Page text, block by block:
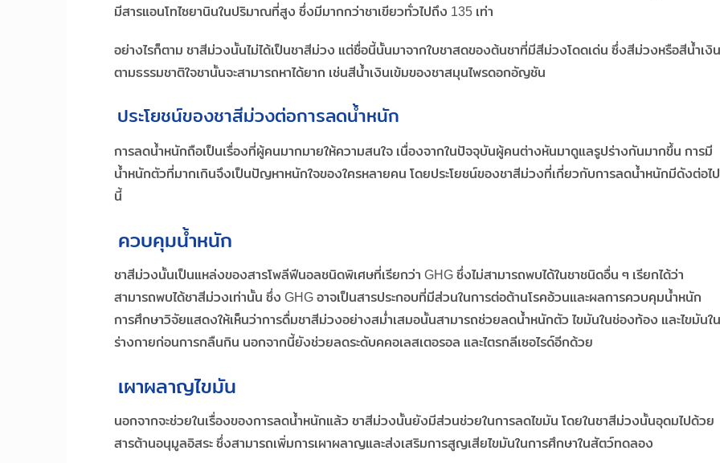
มีสารแอนโทไซยานินในปริมาณที่สูง ซึ่งมีมากกว่าชาเขียวทั่วไปถึง 135 เท่า
อย่างไรก็ตาม ชาสีม่วงนั้นไม่ได้เป็นชาสีม่วง แต่ชื่อนี้นั้นมาจากใบชาสดของต้นชาที่มีสีม่วงโดดเด่น ซึ่งสีม่วงหรือสีน้ำเงิน
ตามธรรมชาติใจชานั้นจะสามารถหาได้ยาก เช่นสีน้ำเงินเข้มของชาสมุนไพรดอกอัญชัน
ประโยชน์ของชาสีม่วงต่อการลดน้ำหนัก
การลดน้ำหนักถือเป็นเรื่องที่ผู้คนมากมายให้ความสนใจ เนื่องจากในปัจจุบันผู้คนต่างหันมาดูแลรูปร่างกันมากขึ้น การมี
น้ำหนักตัวที่มากเกินจึงเป็นปัญหาหนักใจของใครหลายคน โดยประโยชน์ของชาสีม่วงที่เกี่ยวกับการลดน้ำหนักมีดังต่อไป
นี้
ควบคุมน้ำหนัก
ชาสีม่วงนั้นเป็นแหล่งของสารโพลีฟีนอลชนิดพิเศษที่เรียกว่า GHG ซึ่งไม่สามารถพบได้ในชาชนิดอื่น ๆ เรียกได้ว่า
สามารถพบได้ชาสีม่วงเท่านั้น ซึ่ง GHG อาจเป็นสารประกอบที่มีส่วนในการต่อต้านโรคอ้วนและผลการควบคุมน้ำหนัก
การศึกษาวิจัยแสดงให้เห็นว่าการดื่มชาสีม่วงอย่างสม่ำเสมอนั้นสามารถช่วยลดน้ำหนักตัว ไขมันในช่องท้อง และไขมันใน
ร่างกายก่อนการกลืนกิน นอกจากนี้ยังช่วยลดระดับคคอเลสเตอรอล และไตรกลีเซอไรด์อีกด้วย
เผาผลาญไขมัน
นอกจากจะช่วยในเรื่องของการลดน้ำหนักแล้ว ชาสีม่วงนั้นยังมีส่วนช่วยในการลดไขมัน โดยในชาสีม่วงนั้นอุดมไปด้วย
สารต้านอนุมูลอิสระ ซึ่งสามารถเพิ่มการเผาผลาญและส่งเสริมการสูญเสียไขมันในการศึกษาในสัตว์ทดลอง